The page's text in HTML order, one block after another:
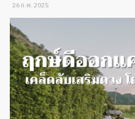
26 ก.พ. 2025